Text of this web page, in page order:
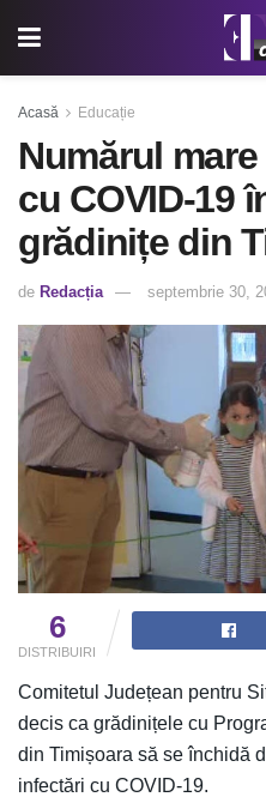
Acasă Educație
Numărul
cu COVID-19
grădinițe din
de Redacția septembrie 30,
6
DISTRIBUIRI
Comitetul Județean pentru
decis ca grădinițele cu
din Timișoara să se închidă
infectări cu COVID-19.